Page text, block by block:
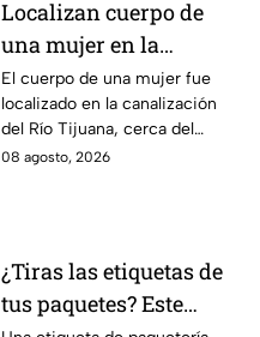
Localizan cuerpo de
una mujer en la
canalización del Río
Tijuana; presentaba
quemaduras
El cuerpo de una mujer fue
localizado en la canalización
del Río Tijuana, cerca del
cruce fronterizo, durante la
08 agosto, 2026
¿Tiras las etiquetas de
tus paquetes? Este